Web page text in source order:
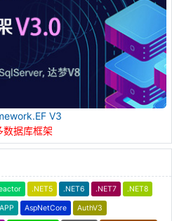
V3
数据库框架
.NET5 .NET6 .NET7 .NET8
APP AspNetCore AuthV3